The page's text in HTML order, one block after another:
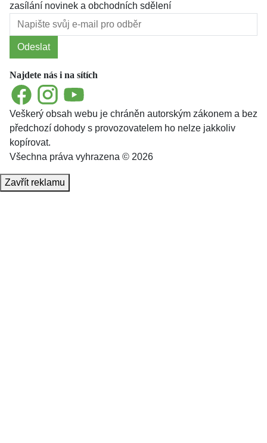
zasílání novinek a obchodních sdělení
Odeslat
Najdete nás i na sítích
FacebookInstagramYouTube
Veškerý obsah webu je chráněn autorským zákonem a bez
předchozí dohody s provozovatelem ho nelze jakkoliv
kopírovat.
Všechna práva vyhrazena © 2026
Zavřít reklamu